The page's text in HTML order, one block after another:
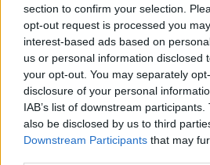
section to confirm your selection.
opt-out request is processed you
interest-based ads based on
us or personal information disclosed
your opt-out. You may separately
disclosure of your personal
IAB’s list of downstream
also be disclosed by us to third
Downstream Participants that may